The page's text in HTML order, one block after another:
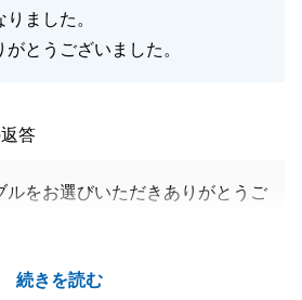
ました。
とうございました。
続きを読む
答
ルをお選びいただきありがとうご
申し上げます。